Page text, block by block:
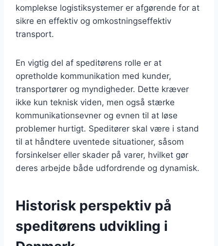
komplekse logistiksystemer er afgørende for at
sikre en effektiv og omkostningseffektiv
transport.
En vigtig del af speditørens rolle er at
opretholde kommunikation med kunder,
transportører og myndigheder. Dette kræver
ikke kun teknisk viden, men også stærke
kommunikationsevner og evnen til at løse
problemer hurtigt. Speditører skal være i stand
til at håndtere uventede situationer, såsom
forsinkelser eller skader på varer, hvilket gør
deres arbejde både udfordrende og dynamisk.
Historisk perspektiv på
speditørens udvikling i